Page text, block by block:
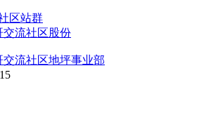
区站群
交流社区股份
流社区地坪事业部